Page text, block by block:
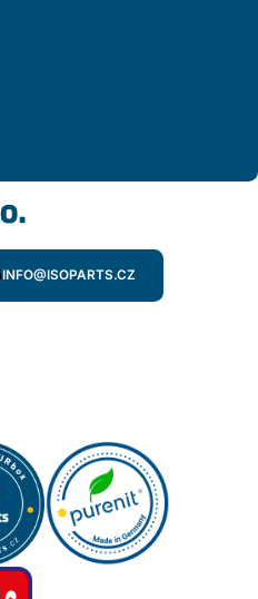
INFO@ISOPARTS.CZ